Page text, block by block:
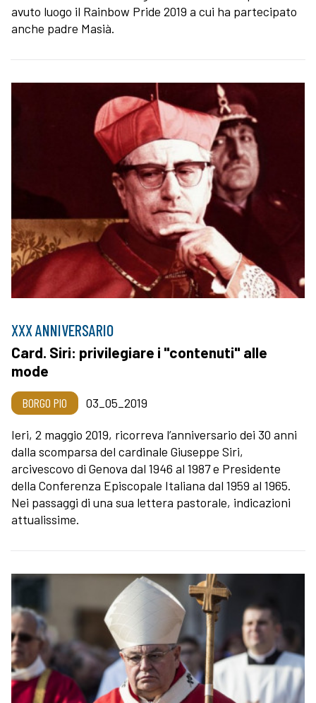
avuto luogo il Rainbow Pride 2019 a cui ha partecipato
anche padre Masià.
XXX ANNIVERSARIO
Card. Siri: privilegiare i "contenuti" alle
mode
BORGO PIO 03_05_2019
Ieri, 2 maggio 2019, ricorreva l’anniversario dei 30 anni
dalla scomparsa del cardinale Giuseppe Siri,
arcivescovo di Genova dal 1946 al 1987 e Presidente
della Conferenza Episcopale Italiana dal 1959 al 1965.
Nei passaggi di una sua lettera pastorale, indicazioni
attualissime.